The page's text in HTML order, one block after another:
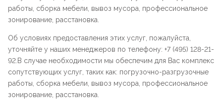
работы, сборка мебели, вывоз мусора, профессиональное
зонирование, расстановка.
Об условиях предоставления этих услуг, пожалуйста,
уточняйте у наших менеджеров по телефону: +7 (495) 128-21-
92.В случае необходимости мы обеспечим для Вас комплекс
сопутствующих услуг, таких как: погрузочно-разгрузочные
работы, сборка мебели, вывоз мусора, профессиональное
зонирование, расстановка.